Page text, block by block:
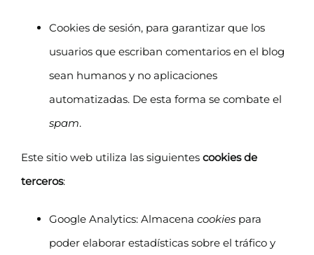
Cookies de sesión, para garantizar que los
usuarios que escriban comentarios en el blog
sean humanos y no aplicaciones
automatizadas. De esta forma se combate el
spam.
Este sitio web utiliza las siguientes cookies de
terceros:
Google Analytics: Almacena cookies para
poder elaborar estadísticas sobre el tráfico y